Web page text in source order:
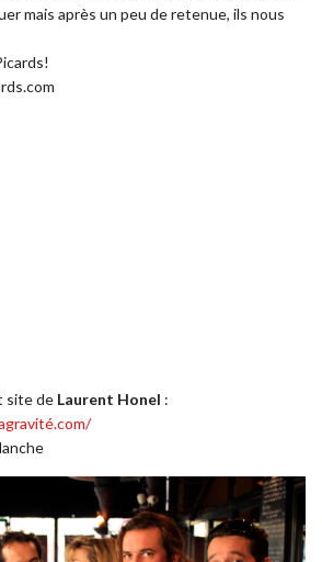
mais après un peu de retenue, ils nous
site de Laurent Honel :